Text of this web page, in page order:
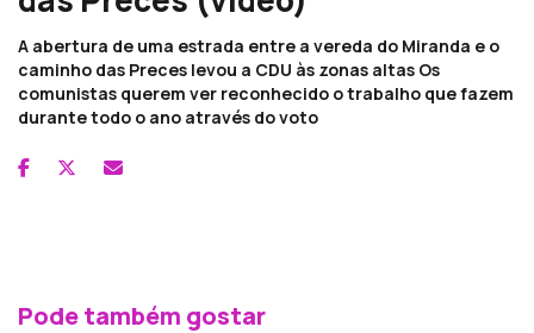
A abertura de uma estrada entre a vereda do Miranda e o
caminho das Preces levou a CDU às zonas altas Os
comunistas querem ver reconhecido o trabalho que fazem
durante todo o ano através do voto
Pode também gostar